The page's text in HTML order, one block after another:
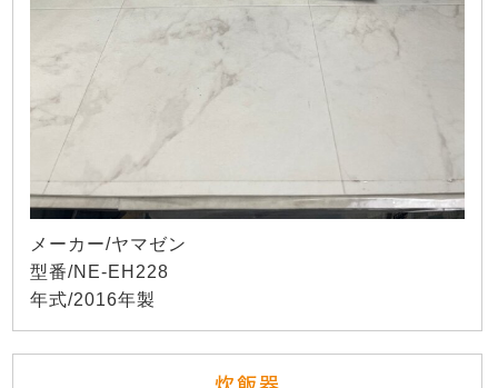
メーカー/ヤマゼン
型番/NE-EH228
年式/2016年製